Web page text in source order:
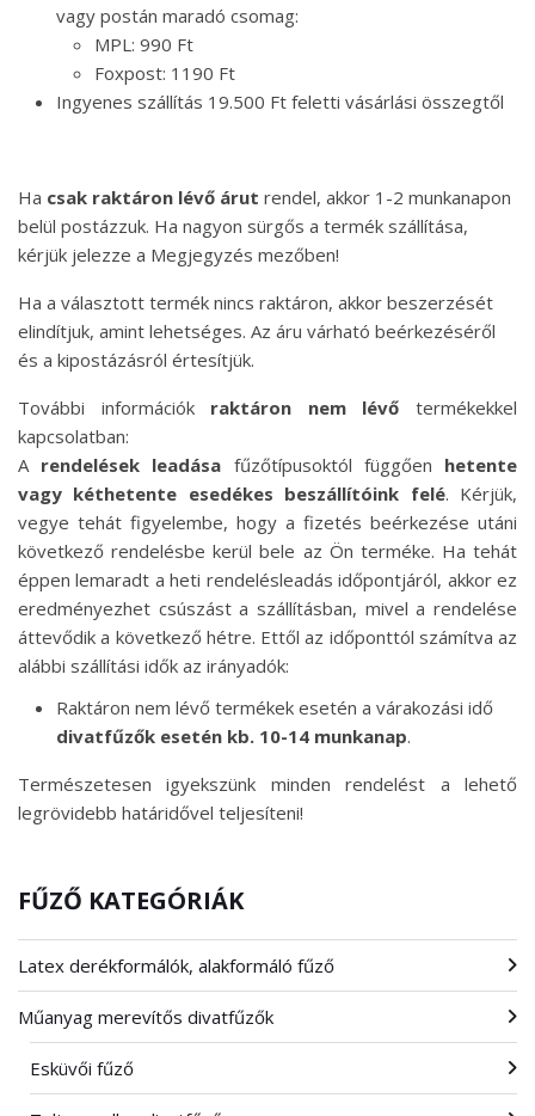
FŰZŐ KATEGÓRIÁK
Latex derékformálók, alakformáló fűző
Műanyag merevítős divatfűzők
Esküvői fűző
vagy postán maradó csomag:
MPL: 990 Ft
Foxpost: 1190 Ft
Ingyenes szállítás 19.500 Ft feletti vásárlási összegtől
Ha csak raktáron lévő árut rendel, akkor 1-2 munkanapon
belül postázzuk. Ha nagyon sürgős a termék szállítása,
kérjük jelezze a Megjegyzés mezőben!
Ha a választott termék nincs raktáron, akkor beszerzését
elindítjuk, amint lehetséges. Az áru várható beérkezéséről
és a kipostázásról értesítjük.
További információk raktáron nem lévő termékekkel
kapcsolatban:
A rendelések leadása fűzőtípusoktól függően hetente
vagy kéthetente esedékes beszállítóink felé. Kérjük,
vegye tehát figyelembe, hogy a fizetés beérkezése utáni
következő rendelésbe kerül bele az Ön terméke. Ha tehát
éppen lemaradt a heti rendelésleadás időpontjáról, akkor ez
eredményezhet csúszást a szállításban, mivel a rendelése
áttevődik a következő hétre. Ettől az időponttól számítva az
alábbi szállítási idők az irányadók:
Raktáron nem lévő termékek esetén a várakozási idő
divatfűzők esetén kb. 10-14 munkanap.
Természetesen igyekszünk minden rendelést a lehető
legrövidebb határidővel teljesíteni!